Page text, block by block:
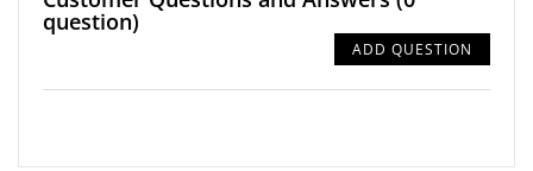
question)
ADD QUESTION